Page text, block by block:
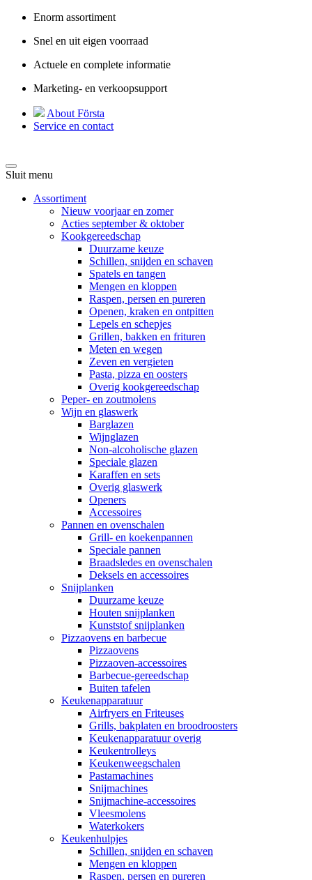
Enorm assortiment
Snel en uit eigen voorraad
Actuele en complete informatie
Marketing- en verkoopsupport
About Första
Service en contact
Sluit menu
Assortiment
Nieuw voorjaar en zomer
Acties september & oktober
Kookgereedschap
Duurzame keuze
Schillen, snijden en schaven
Spatels en tangen
Mengen en kloppen
Raspen, persen en pureren
Openen, kraken en ontpitten
Lepels en schepjes
Grillen, bakken en frituren
Meten en wegen
Zeven en vergieten
Pasta, pizza en oosters
Overig kookgereedschap
Peper- en zoutmolens
Wijn en glaswerk
Barglazen
Wijnglazen
Non-alcoholische glazen
Speciale glazen
Karaffen en sets
Overig glaswerk
Openers
Accessoires
Pannen en ovenschalen
Grill- en koekenpannen
Speciale pannen
Braadsledes en ovenschalen
Deksels en accessoires
Snijplanken
Duurzame keuze
Houten snijplanken
Kunststof snijplanken
Pizzaovens en barbecue
Pizzaovens
Pizzaoven-accessoires
Barbecue-gereedschap
Buiten tafelen
Keukenapparatuur
Airfryers en Friteuses
Grills, bakplaten en broodroosters
Keukenapparatuur overig
Keukentrolleys
Keukenweegschalen
Pastamachines
Snijmachines
Snijmachine-accessoires
Vleesmolens
Waterkokers
Keukenhulpjes
Schillen, snijden en schaven
Mengen en kloppen
Raspen, persen en pureren